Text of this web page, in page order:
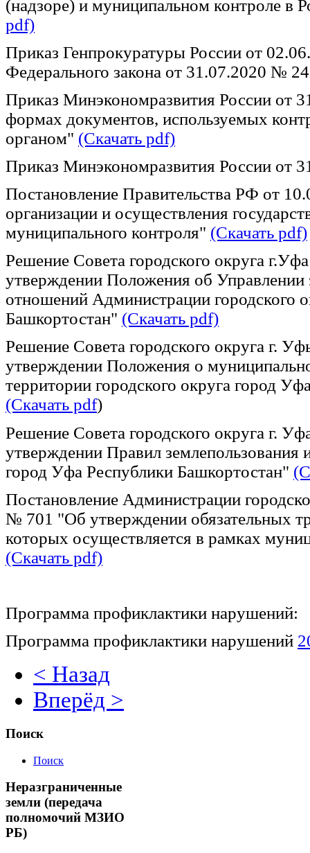
(надзоре) и муниципальном контроле в
pdf)
Приказ Генпрокуратуры России от
Федерального закона от 31.07.2020 №
Приказ Минэкономразвития России от
формах документов, используемых
органом" (Скачать pdf)
Приказ Минэкономразвития России от
Постановление Правительства РФ от
организации и осуществления
муниципального контроля" (Скачать pdf)
Решение Совета городского округа
утверждении Положения об
отношений Администрации городского
Башкортостан" (Скачать pdf)
Решение Совета городского округа г.
утверждении Положения о
территории городского округа город
(Скачать pdf)
Решение Совета городского округа г.
утверждении Правил землепользования
город Уфа Республики Башкортостан"
Постановление Администрации
№ 701 "Об утверждении обязательных
которых осуществляется в рамках
(Скачать pdf)
Программа профиклактики нарушений:
Программа профиклактики нарушений
< Назад
Вперёд >
Поиск
Поиск
Неразграниченные
земли (передача
полномочий МЗИО
РБ)